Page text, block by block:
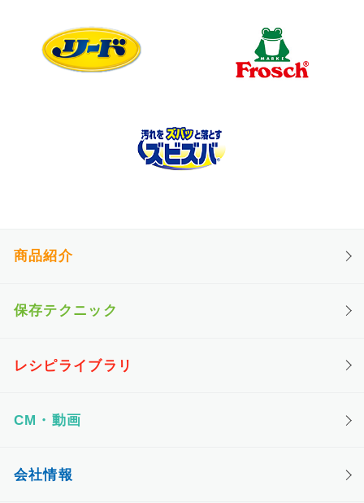
商品紹介
保存テクニック
レシピライブラリ
CM・動画
会社情報